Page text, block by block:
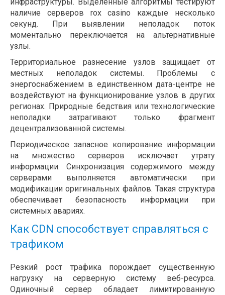
наличие серверов rox casino каждые несколько
секунд. При выявлении неполадок поток
моментально переключается на альтернативные
узлы.
Территориальное разнесение узлов защищает от
местных неполадок системы. Проблемы с
энергоснабжением в единственном дата-центре не
воздействуют на функционирование узлов в других
регионах. Природные бедствия или технологические
неполадки затрагивают только фрагмент
децентрализованной системы.
Периодическое запасное копирование информации
на множество серверов исключает утрату
информации. Синхронизация содержимого между
серверами выполняется автоматически при
модификации оригинальных файлов. Такая структура
обеспечивает безопасность информации при
системных авариях.
Как CDN способствует справляться с
трафиком
Резкий рост трафика порождает существенную
нагрузку на серверную систему веб-ресурса.
Одиночный сервер обладает лимитированную